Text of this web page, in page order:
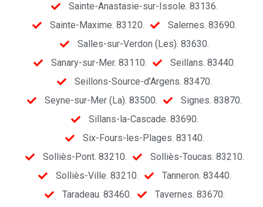
Sainte-Anastasie-sur-Issole. 83136.
Sainte-Maxime. 83120.
Salernes. 83690.
Salles-sur-Verdon (Les). 83630.
Sanary-sur-Mer. 83110.
Seillans. 83440.
Seillons-Source-d’Argens. 83470.
Seyne-sur-Mer (La). 83500.
Signes. 83870.
Sillans-la-Cascade. 83690.
Six-Fours-les-Plages. 83140.
Solliès-Pont. 83210.
Solliès-Toucas. 83210.
Solliès-Ville. 83210.
Tanneron. 83440.
Taradeau. 83460.
Tavernes. 83670.